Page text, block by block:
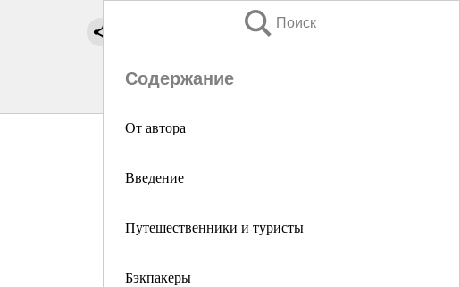
Поиск
Содержание
От автора
Введение
Путешественники и туристы
Бэкпакеры